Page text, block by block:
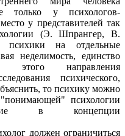
только у психологов-
у представителей так
(Э. Шпрангер, В.
психики на отдельные
неделимость, единство
этого направления
психического,
то психику можно
психологии
в концепции
должен ограничиться